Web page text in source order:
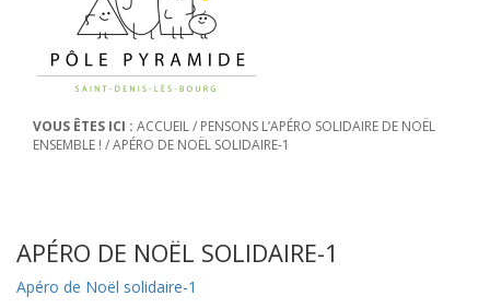
VOUS ÊTES ICI : ACCUEIL/ PENSONS L’APÉRO SOLIDAIRE DE NOËL
ENSEMBLE ! /APÉRO DE NOËL SOLIDAIRE-1
APÉRO DE NOËL SOLIDAIRE-1
Apéro de Noël solidaire-1